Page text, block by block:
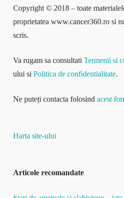
Copyright © 2018 – toate
proprietatea www.cancer360.ro si
scris.
Va rugam sa consultati Termenii si
ului si Politica de confidentialitate.
Ne puteți contacta folosind acest
Harta site-ului
Articole recomandate